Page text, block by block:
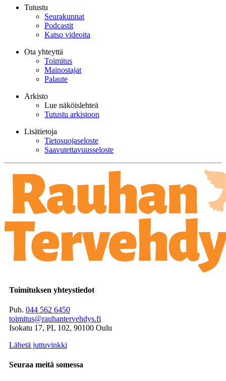
Tutustu
Seurakunnat
Podcastit
Katso videoita
Ota yhteyttä
Toimitus
Mainostajat
Palaute
Arkisto
Lue näköislehteä
Tutustu arkistoon
Lisätietoja
Tietosuojaseloste
Saavutettavuusseloste
Toimituksen yhteystiedot
Puh. 044 562 6450
toimitus@rauhantervehdys.fi
Isokatu 17, PL 102, 90100 Oulu
Lähetä juttuvinkki
Seuraa meitä somessa